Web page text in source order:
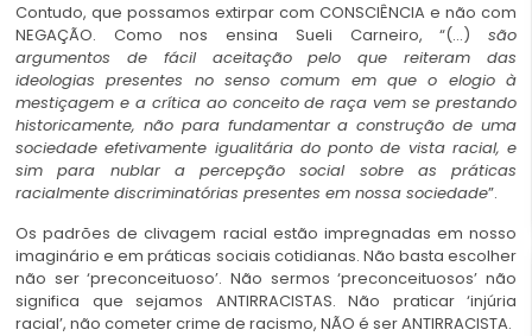
Contudo, que possamos extirpar com CONSCIÊNCIA e não com
NEGAÇÃO. Como nos ensina Sueli Carneiro, “(…) são
argumentos de fácil aceitação pelo que reiteram das
ideologias presentes no senso comum em que o elogio à
mestiçagem e a crítica ao conceito de raça vem se prestando
historicamente, não para fundamentar a construção de uma
sociedade efetivamente igualitária do ponto de vista racial, e
sim para nublar a percepção social sobre as práticas
racialmente discriminatórias presentes em nossa sociedade”.
Os padrões de clivagem racial estão impregnadas em nosso
imaginário e em práticas sociais cotidianas. Não basta escolher
não ser ‘preconceituoso’. Não sermos ‘preconceituosos’ não
significa que sejamos ANTIRRACISTAS. Não praticar ‘injúria
racial’, não cometer crime de racismo, NÃO é ser ANTIRRACISTA.